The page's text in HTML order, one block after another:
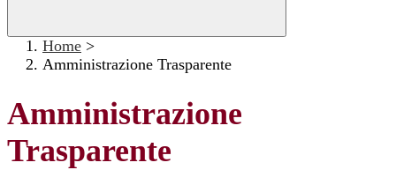
Home >
Amministrazione Trasparente
Amministrazione
Trasparente